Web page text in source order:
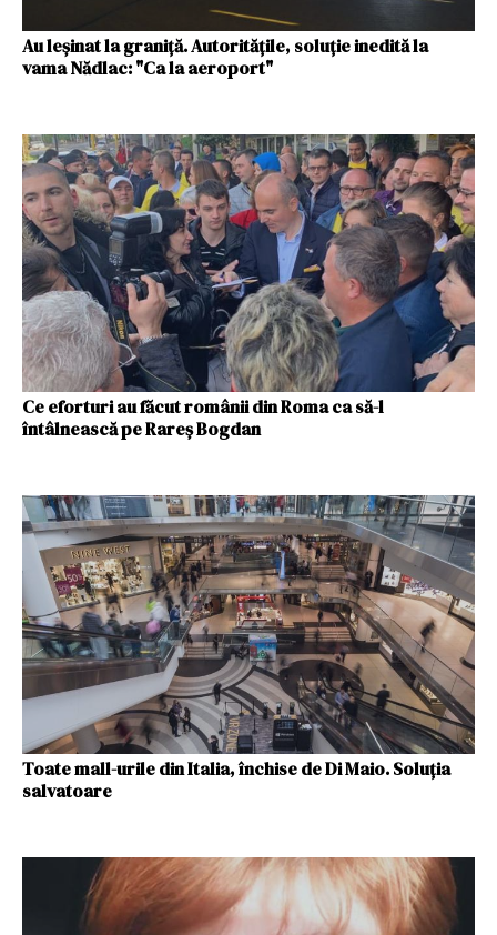
Au leșinat la graniță. Autoritățile, soluție inedită la
vama Nădlac: "Ca la aeroport"
Ce eforturi au făcut românii din Roma ca să-l
întâlnească pe Rareș Bogdan
Toate mall-urile din Italia, închise de Di Maio. Soluția
salvatoare